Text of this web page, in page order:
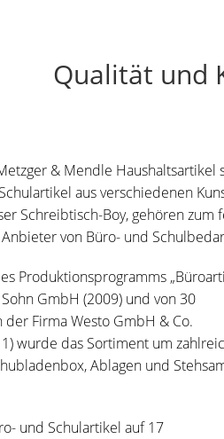
Qualität und
& Mendle Haushaltsartikel
aus verschiedenen
Schreibtisch-Boy, gehören zum
von Büro- und
Produktionsprogramms
GmbH (2009) und von 30
der Firma Westo GmbH & Co.
wurde das Sortiment um
Ablagen und
und Schulartikel auf 17